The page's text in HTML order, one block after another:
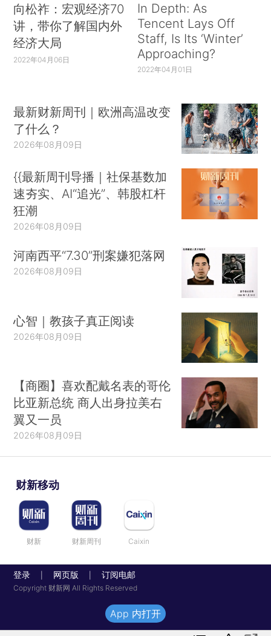
向松祚：宏观经济70
讲，带你了解国内外
经济大局
2022年04月06日
In Depth: As
Tencent Lays Off
Staff, Is Its ‘Winter’
Approaching?
2022年04月01日
最新财新周刊｜欧洲高温改变
了什么？
2026年08月09日
{{最新周刊导播｜社保基数加
速夯实、AI“追光”、韩股杠杆
狂潮
2026年08月09日
河南西平“7.30”刑案嫌犯落网
2026年08月09日
心智｜教孩子真正阅读
2026年08月09日
【商圈】喜欢配戴名表的哥伦
比亚新总统 商人出身拉美右
翼又一员
2026年08月09日
财新移动
财新 财新周刊 Caixin
登录 网页版 订阅电邮
Copyright 财新网 All Rights Reserved
App 内打开